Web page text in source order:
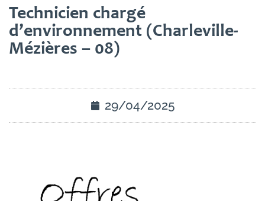
Technicien chargé
d’environnement (Charleville-
Mézières – 08)
29/04/2025